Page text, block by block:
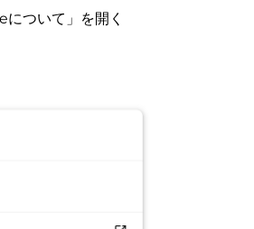
ついて」を開く